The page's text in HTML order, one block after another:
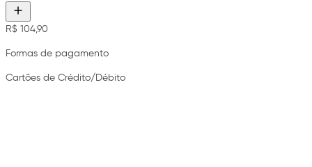
R$ 104,90
Formas de pagamento
Cartões de Crédito/Débito